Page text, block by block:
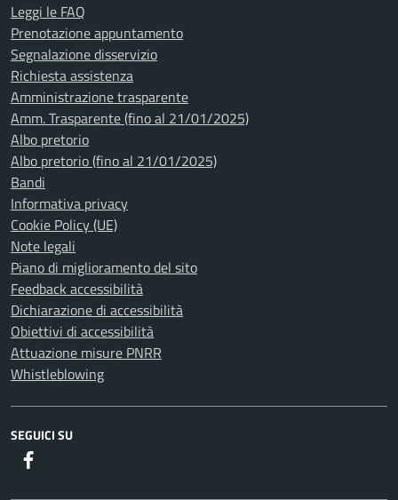
Leggi le FAQ
Prenotazione appuntamento
Segnalazione disservizio
Richiesta assistenza
Amministrazione trasparente
Amm. Trasparente (fino al 21/01/2025)
Albo pretorio
Albo pretorio (fino al 21/01/2025)
Bandi
Informativa privacy
Cookie Policy (UE)
Note legali
Piano di miglioramento del sito
Feedback accessibilità
Dichiarazione di accessibilità
Obiettivi di accessibilità
Attuazione misure PNRR
Whistleblowing
SEGUICI SU